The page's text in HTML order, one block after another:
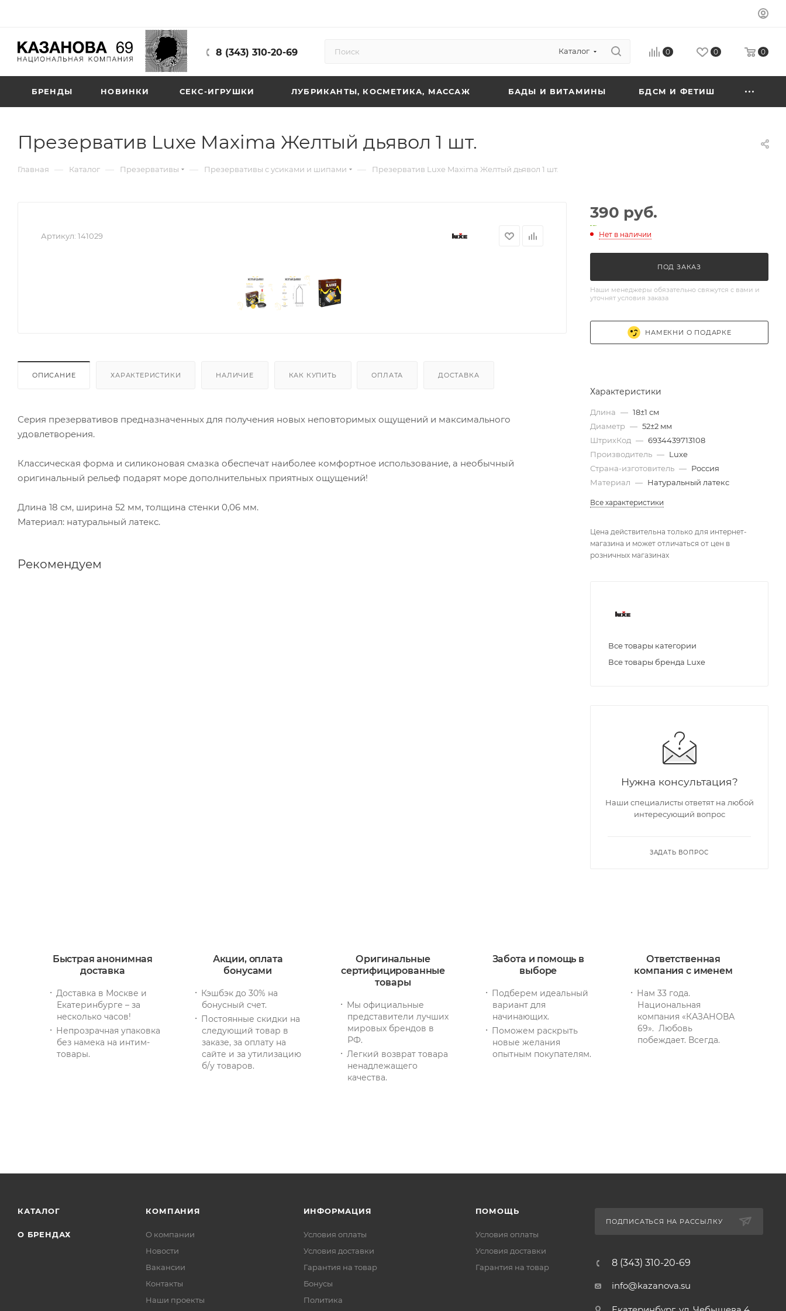
8 (343) 310-20-69 Каталог 0 0 0
БРЕНДЫ НОВИНКИ СЕКС-ИГРУШКИ ЛУБРИКАНТЫ, КОСМЕТИКА, МАССАЖ БАДЫ И ВИТАМИНЫ БДСМ И ФЕТИШ
Презерватив Luxe Maxima Желтый дьявол 1 шт.
Главная — Каталог — Презервативы — Презервативы с усиками и шипами — Презерватив Luxe Maxima Желтый дьявол 1 шт.
Артикул: 141029
ОПИСАНИЕ ХАРАКТЕРИСТИКИ НАЛИЧИЕ КАК КУПИТЬ ОПЛАТА ДОСТАВКА
Серия презервативов предназначенных для получения новых неповторимых ощущений и максимального
удовлетворения.
Классическая форма и силиконовая смазка обеспечат наиболее комфортное использование, а необычный
оригинальный рельеф подарят море дополнительных приятных ощущений!
Длина 18 см, ширина 52 мм, толщина стенки 0,06 мм.
Материал: натуральный латекс.
Рекомендуем
390 руб.
Нет в наличии
ПОД ЗАКАЗ
Наши менеджеры обязательно свяжутся с вами и
уточнят условия заказа
НАМЕКНИ О ПОДАРКЕ
Характеристики
Длина — 18±1 см
Диаметр — 52±2 мм
ШтрихКод — 6934439713108
Производитель — Luxe
Страна-изготовитель — Россия
Материал — Натуральный латекс
Все характеристики
Цена действительна только для интернет-
магазина и может отличаться от цен в
розничных магазинах
Все товары категории
Все товары бренда Luxe
Нужна консультация?
Наши специалисты ответят на любой
интересующий вопрос
ЗАДАТЬ ВОПРОС
Быстрая анонимная
доставка
Доставка в Москве и
Екатеринбурге – за
несколько часов!
Непрозрачная упаковка
без намека на интим-
товары.
Акции, оплата
бонусами
Кэшбэк до 30% на
бонусный счет.
Постоянные скидки на
следующий товар в
заказе, за оплату на
сайте и за утилизацию
б/у товаров.
Оригинальные
сертифицированные
товары
Мы официальные
представители лучших
мировых брендов в
РФ.
Легкий возврат товара
ненадлежащего
качества.
Забота и помощь в
выборе
Подберем идеальный
вариант для
начинающих.
Поможем раскрыть
новые желания
опытным покупателям.
Ответственная
компания с именем
Нам 33 года.
Национальная
компания «КАЗАНОВА
69». Любовь
побеждает. Всегда.
КАТАЛОГ
О БРЕНДАХ
КОМПАНИЯ
О компании
Новости
Вакансии
Контакты
Наши проекты
ИНФОРМАЦИЯ
Условия оплаты
Условия доставки
Гарантия на товар
Бонусы
Политика
ПОМОЩЬ
Условия оплаты
Условия доставки
Гарантия на товар
ПОДПИСАТЬСЯ НА РАССЫЛКУ
8 (343) 310-20-69
info@kazanova.su